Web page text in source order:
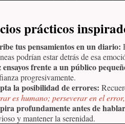
prácticos
tus pensamientos en un diario:
podrían estar detrás de esa
ensayos frente a un público
progresivamente.
la posibilidad de errores:
es humano; perseverar en el
profundamente antes de
y mantener la serenidad.